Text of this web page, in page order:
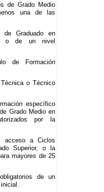
de Grado Medio
una de las
Graduado en
o de un nivel
de Formación
o Técnico
específico
Grado Medio en
por la
acceso a Ciclos
Superior, o la
mayores de 25
de un